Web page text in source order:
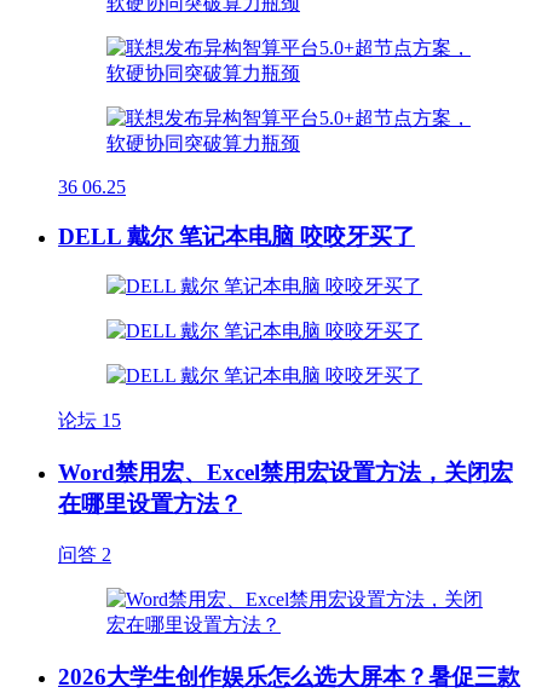
36 06.25
DELL 戴尔 笔记本电脑 咬咬牙买了
论坛 15
Word禁用宏、Excel禁用宏设置方法，关闭宏
在哪里设置方法？
问答 2
2026大学生创作娱乐怎么选大屏本？暑促三款